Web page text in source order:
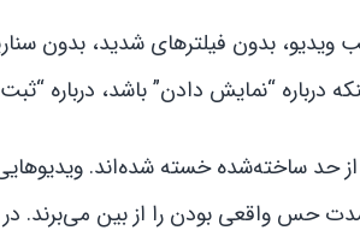
ویدیو، بدون فیلترهای شدید، بدون
“نمایش دادن” باشد، درباره
ساخته‌شده خسته شده‌اند.
حس واقعی بودن را از بین می‌برند. در